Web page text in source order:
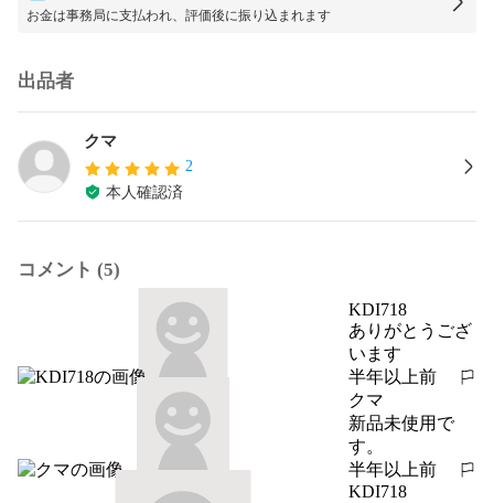
お金は事務局に支払われ、評価後に振り込まれます
出品者
クマ
2
本人確認済
コメント (5)
KDI718
ありがとうござ
います
半年以上前
報告する
クマ
新品未使用で
す。
半年以上前
報告する
KDI718